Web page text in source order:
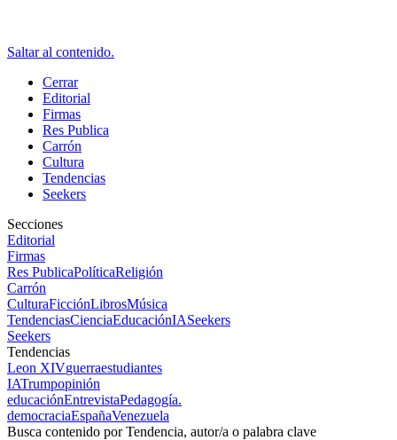
Saltar al contenido.
Cerrar
Editorial
Firmas
Res Publica
Carrón
Cultura
Tendencias
Seekers
Secciones
Editorial
Firmas
Res PublicaPolíticaReligión
Carrón
CulturaFicciónLibrosMúsica
TendenciasCienciaEducaciónIASeekers
Seekers
Tendencias
Leon XIVguerraestudiantes
IATrumpopinión
educaciónEntrevistaPedagogía.
democraciaEspañaVenezuela
Busca contenido por Tendencia, autor/a o palabra clave